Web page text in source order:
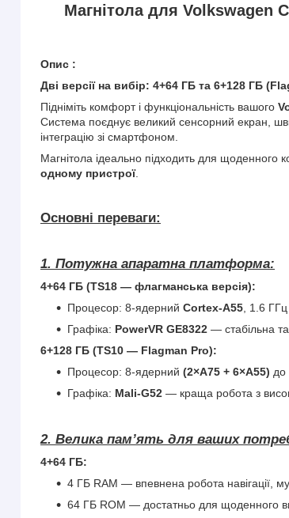
Магнітола для Volkswagen
Опис :
Дві версії на вибір: 4+64 ГБ та 6+128 ГБ
Підніміть комфорт і функціональність вашого
Система поєднує великий сенсорний екран,
інтеграцію зі смартфоном.
Магнітола ідеально підходить для щоденного
одному пристрої.
Основні переваги:
1. Потужна апаратна платформа:
4+64 ГБ (TS18 — флагманська версія):
Процесор: 8-ядерний Cortex-A55 , 1.6 ГГц
Графіка: PowerVR GE8322 — стабільна
6+128 ГБ (TS10 — Flagman Pro):
Процесор: 8-ядерний (2×A75 + 6×A55) до
Графіка: Mali-G52 — краща робота з
2. Велика пам’ять для ваших
4+64 ГБ:
4 ГБ RAM — впевнена робота навігації,
64 ГБ ROM — достатньо для щоденного